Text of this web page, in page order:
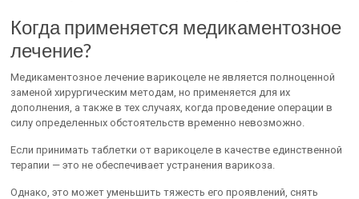
Когда применяется медикаментозное
лечение?
Медикаментозное лечение варикоцеле не является полноценной
заменой хирургическим методам, но применяется для их
дополнения, а также в тех случаях, когда проведение операции в
силу определенных обстоятельств временно невозможно.
Если принимать таблетки от варикоцеле в качестве единственной
терапии — это не обеспечивает устранения варикоза.
Однако, это может уменьшить тяжесть его проявлений, снять